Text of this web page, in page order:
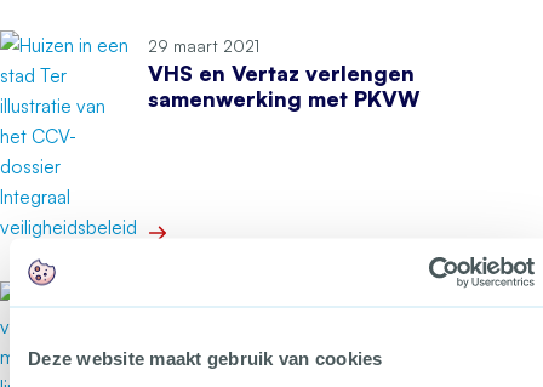
Deze website maakt gebruik van cookies
29 maart 2021
VHS en Vertaz verlengen
samenwerking met PKVW
Meer over VHS en Vertaz verlengen
thuisprostitutie online